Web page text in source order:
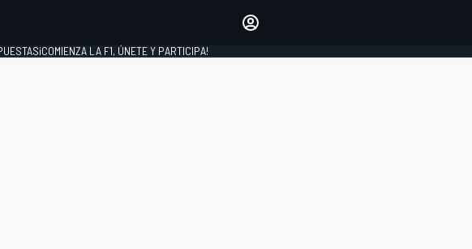
INICIAR SESIÓN
¡COMIENZA LA F1, ÚNETE Y PARTICIPA!